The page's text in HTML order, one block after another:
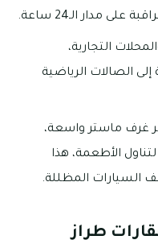
مدار الـ24 ساعة.
التجارية،
الصالات الرياضية
غرف ماستر واسعة،
الأطعمة، هذا
السيارات المظللة.
طراز